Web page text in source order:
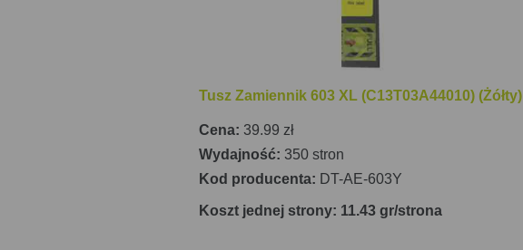
Tusz Zamiennik 603 XL (C13T03A44010) (Żółty)
Cena: 39.99 zł
Wydajność: 350 stron
Kod producenta: DT-AE-603Y
Koszt jednej strony: 11.43 gr/strona